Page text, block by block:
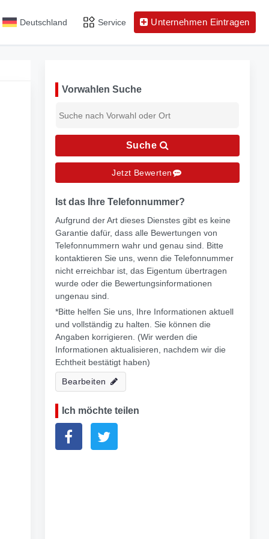
Deutschland Service Unternehmen Eintragen
Vorwahlen Suche
Suche
Jetzt Bewerten
Ist das Ihre Telefonnummer?
Aufgrund der Art dieses Dienstes gibt es keine
Garantie dafür, dass alle Bewertungen von
Telefonnummern wahr und genau sind. Bitte
kontaktieren Sie uns, wenn die Telefonnummer
nicht erreichbar ist, das Eigentum übertragen
wurde oder die Bewertungsinformationen
ungenau sind.
*Bitte helfen Sie uns, Ihre Informationen aktuell
und vollständig zu halten. Sie können die
Angaben korrigieren. (Wir werden die
Informationen aktualisieren, nachdem wir die
Echtheit bestätigt haben)
Bearbeiten
Ich möchte teilen